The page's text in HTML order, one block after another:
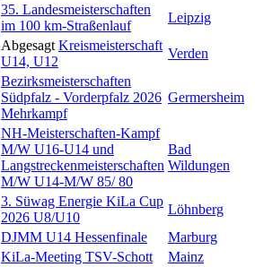
35. Landesmeisterschaften
im 100 km-Straßenlauf
Leipzig
Abgesagt Kreismeisterschaft
U14, U12
Verden
Bezirksmeisterschaften
Südpfalz - Vorderpfalz 2026
Mehrkampf
Germersheim
NH-Meisterschaften-Kampf
M/W U16-U14 und
Langstreckenmeisterschaften
M/W U14-M/W 85/ 80
Bad
Wildungen
3. Süwag Energie KiLa Cup
2026 U8/U10
Löhnberg
DJMM U14 Hessenfinale
Marburg
KiLa-Meeting TSV-Schott
Mainz